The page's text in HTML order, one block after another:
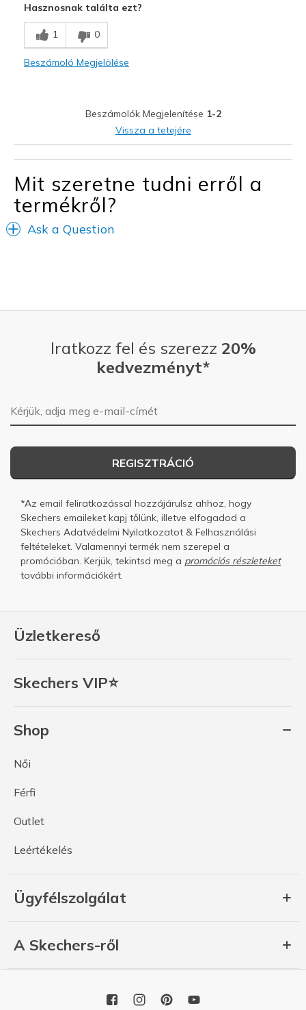
Breathe Well
Comfortable
Casual Wear
Hiking
Travel
Width
Feels true to width
Hasznosnak találta ezt?
1 0
Beszámoló Megjelölése
Beszámolók Megjelenítése 1-2
Vissza a tetejére
Mit szeretne tudni erről a
termékről?
Ask a Question
Üzletkereső
Skechers VIP⭐
Shop
Női
Férfi
Outlet
Leértékelés
Ügyfélszolgálat
A Skechers-ről
Iratkozz fel és szerezz 20%
kedvezményt*
E-mail-cím
REGISZTRÁCIÓ
*Az email feliratkozással hozzájárulsz ahhoz, hogy
Skechers emaileket kapj tőlünk, illetve elfogadod a
Skechers Adatvédelmi Nyilatkozatot & Felhasználási
feltételeket. Valamennyi termék nem szerepel a
promócióban. Kerjük, tekintsd meg a promóciós részleteket
további információkért.